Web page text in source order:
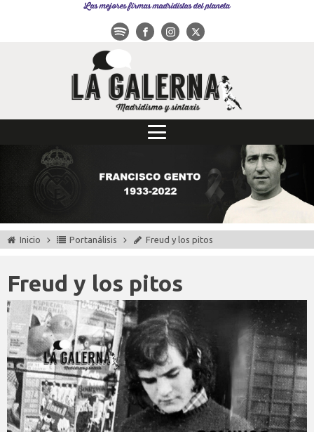
Las mejores firmas madridistas del planeta
Inicio Portanálisis Freud y los pitos
Freud y los pitos